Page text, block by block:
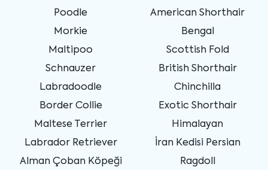
Poodle
Morkie
Maltipoo
Schnauzer
Labradoodle
Border Collie
Maltese Terrier
Labrador Retriever
Alman Çoban Köpeği
American Shorthair
Bengal
Scottish Fold
British Shorthair
Chinchilla
Exotic Shorthair
Himalayan
İran Kedisi Persian
Ragdoll